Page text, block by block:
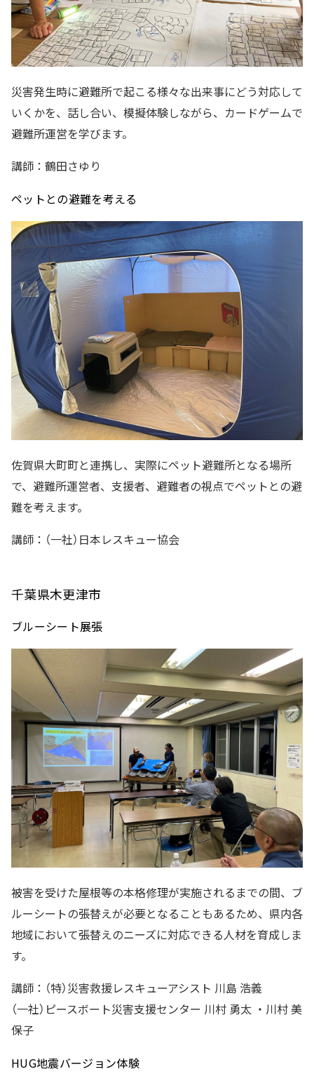
災害発生時に避難所で起こる様々な出来事にどう対応して
いくかを、話し合い、模擬体験しながら、カードゲームで
避難所運営を学びます。
講師：鶴田さゆり
ペットとの避難を考える
佐賀県大町町と連携し、実際にペット避難所となる場所
で、避難所運営者、支援者、避難者の視点でペットとの避
難を考えます。
講師：（一社）日本レスキュー協会
千葉県木更津市
ブルーシート展張
被害を受けた屋根等の本格修理が実施されるまでの間、ブ
ルーシートの張替えが必要となることもあるため、県内各
地域において張替えのニーズに対応できる人材を育成しま
す。
講師：（特）災害救援レスキューアシスト 川島 浩義
（一社）ピースボート災害支援センター 川村 勇太 ・川村 美
保子
HUG地震バージョン体験